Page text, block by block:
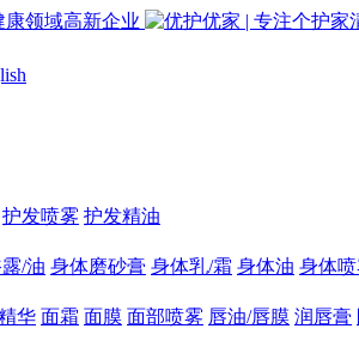
护发喷雾 护发精油
/油 身体磨砂膏 身体乳/霜 身体油 身体
华 面霜 面膜 面部喷雾 唇油/唇膜 润唇膏